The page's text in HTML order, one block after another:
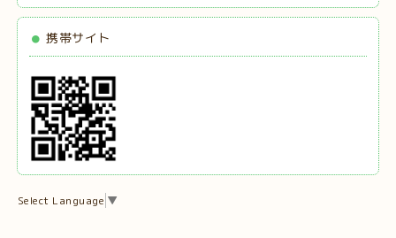
携帯サイト
Select Language ▼